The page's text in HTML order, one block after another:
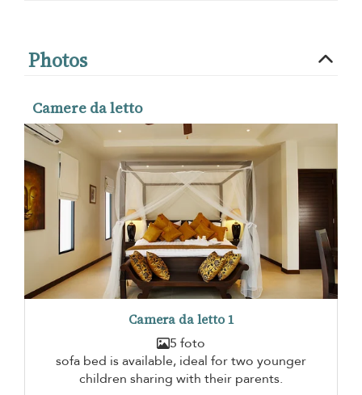
Photos
Camere da letto
Camera da letto 1
5 foto
sofa bed is available, ideal for two younger
children sharing with their parents.